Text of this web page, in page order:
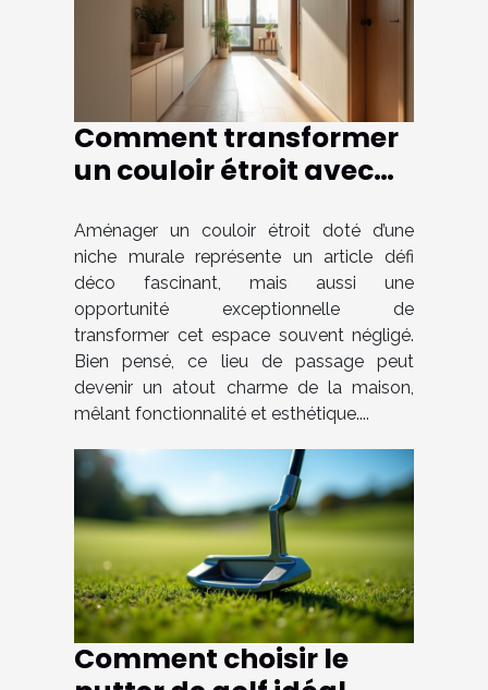
Comment transformer
un couloir étroit avec
Aménager un couloir étroit doté d’une
niche murale représente un article défi
déco fascinant, mais aussi une
opportunité exceptionnelle de
transformer cet espace souvent négligé.
Bien pensé, ce lieu de passage peut
devenir un atout charme de la maison,
mêlant fonctionnalité et esthétique....
Comment choisir le